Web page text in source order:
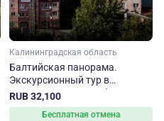
Калининградская область
Балтийская панорама.
Экскурсионный тур в
Калининградскую область
RUB 32,100
Бесплатная отмена